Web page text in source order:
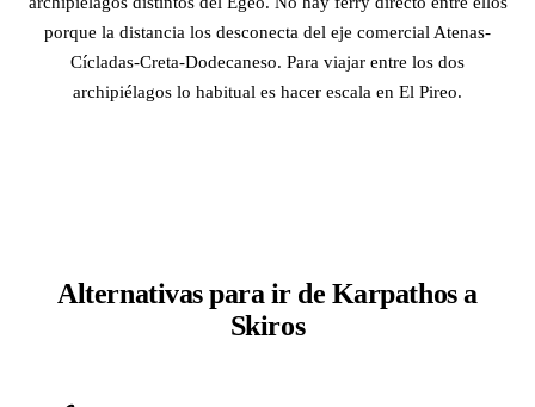
porque la distancia los desconecta del eje comercial Atenas-
Cícladas-Creta-Dodecaneso. Para viajar entre los dos
archipiélagos lo habitual es hacer escala en El Pireo.
Alternativas para ir de Karpathos a
Skiros